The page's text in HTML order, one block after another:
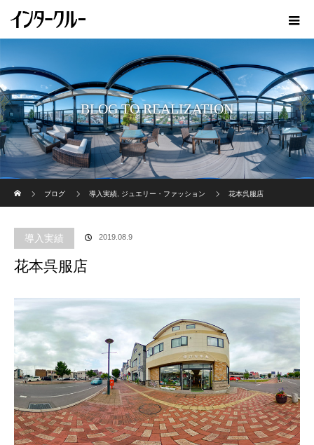
BLOG TO REALIZATION
ブログ
導入実績 ジュエリー・ファッション 花本呉服店
導入実績 2019.08.9
花本呉服店